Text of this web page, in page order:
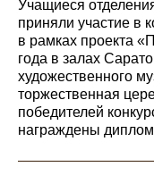
Учащиеся
приняли участие в
в рамках проекта
года в залах
художественного
торжественная
победителей
награждены